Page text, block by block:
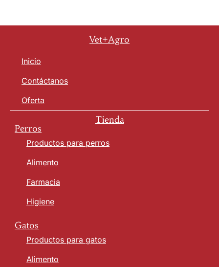
Vet+Agro
Inicio
Contáctanos
Oferta
Tienda
Perros
Productos para perros
Alimento
Farmacia
Higiene
Gatos
Productos para gatos
Alimento